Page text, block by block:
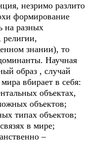
незримо разлито
формирование
на разных
знании), то
Научная
образ , случай
вбирает в себя:
объектах,
объектов;
типах объектов;
в мире;
–